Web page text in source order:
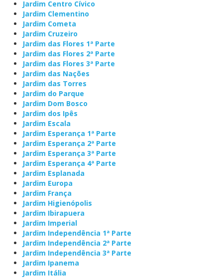
Jardim Centro Cívico
Jardim Clementino
Jardim Cometa
Jardim Cruzeiro
Jardim das Flores 1ª Parte
Jardim das Flores 2ª Parte
Jardim das Flores 3ª Parte
Jardim das Nações
Jardim das Torres
Jardim do Parque
Jardim Dom Bosco
Jardim dos Ipês
Jardim Escala
Jardim Esperança 1ª Parte
Jardim Esperança 2ª Parte
Jardim Esperança 3ª Parte
Jardim Esperança 4ª Parte
Jardim Esplanada
Jardim Europa
Jardim França
Jardim Higienópolis
Jardim Ibirapuera
Jardim Imperial
Jardim Independência 1ª Parte
Jardim Independência 2ª Parte
Jardim Independência 3ª Parte
Jardim Ipanema
Jardim Itália